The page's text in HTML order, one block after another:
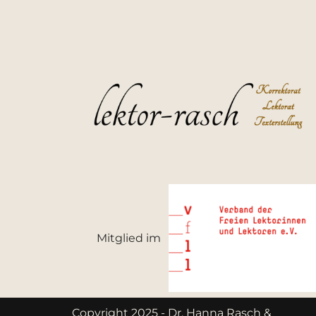
Mitglied im
Copyright 2025 - Dr. Hanna Rasch &